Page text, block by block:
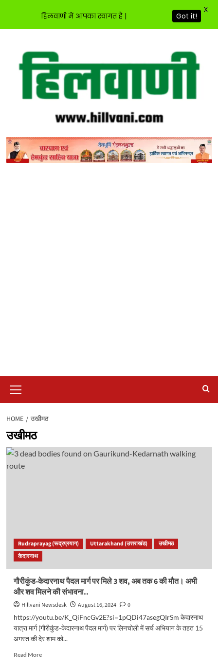
content
Menu
HOME उखीमठ
उखीमठ
Rudraprayag (रूद्रप्रयाग) Uttarakhand (उत्तराखंड)
उखीमठ
केदारनाथ
गौरीकुंड-केदारनाथ पैदल मार्ग पर मिले 3 शव, अब तक 6 की मौत। अभी
और शव मिलने की संभावना..
Hillvani Newsdesk August 16, 2024
0
https://youtu.be/K_QiFncGv2E?si=1pQDi47asegQIrSm केदारनाथ
यात्रा मार्ग (गौरीकुंड-केदारनाथ पैदल मार्ग) पर लिनचोली में सर्च अभियान के तहत 15
अगस्त की देर शाम को...
Read MoreRead
हिलवाणी में आपका स्वागत है | Got it!
X